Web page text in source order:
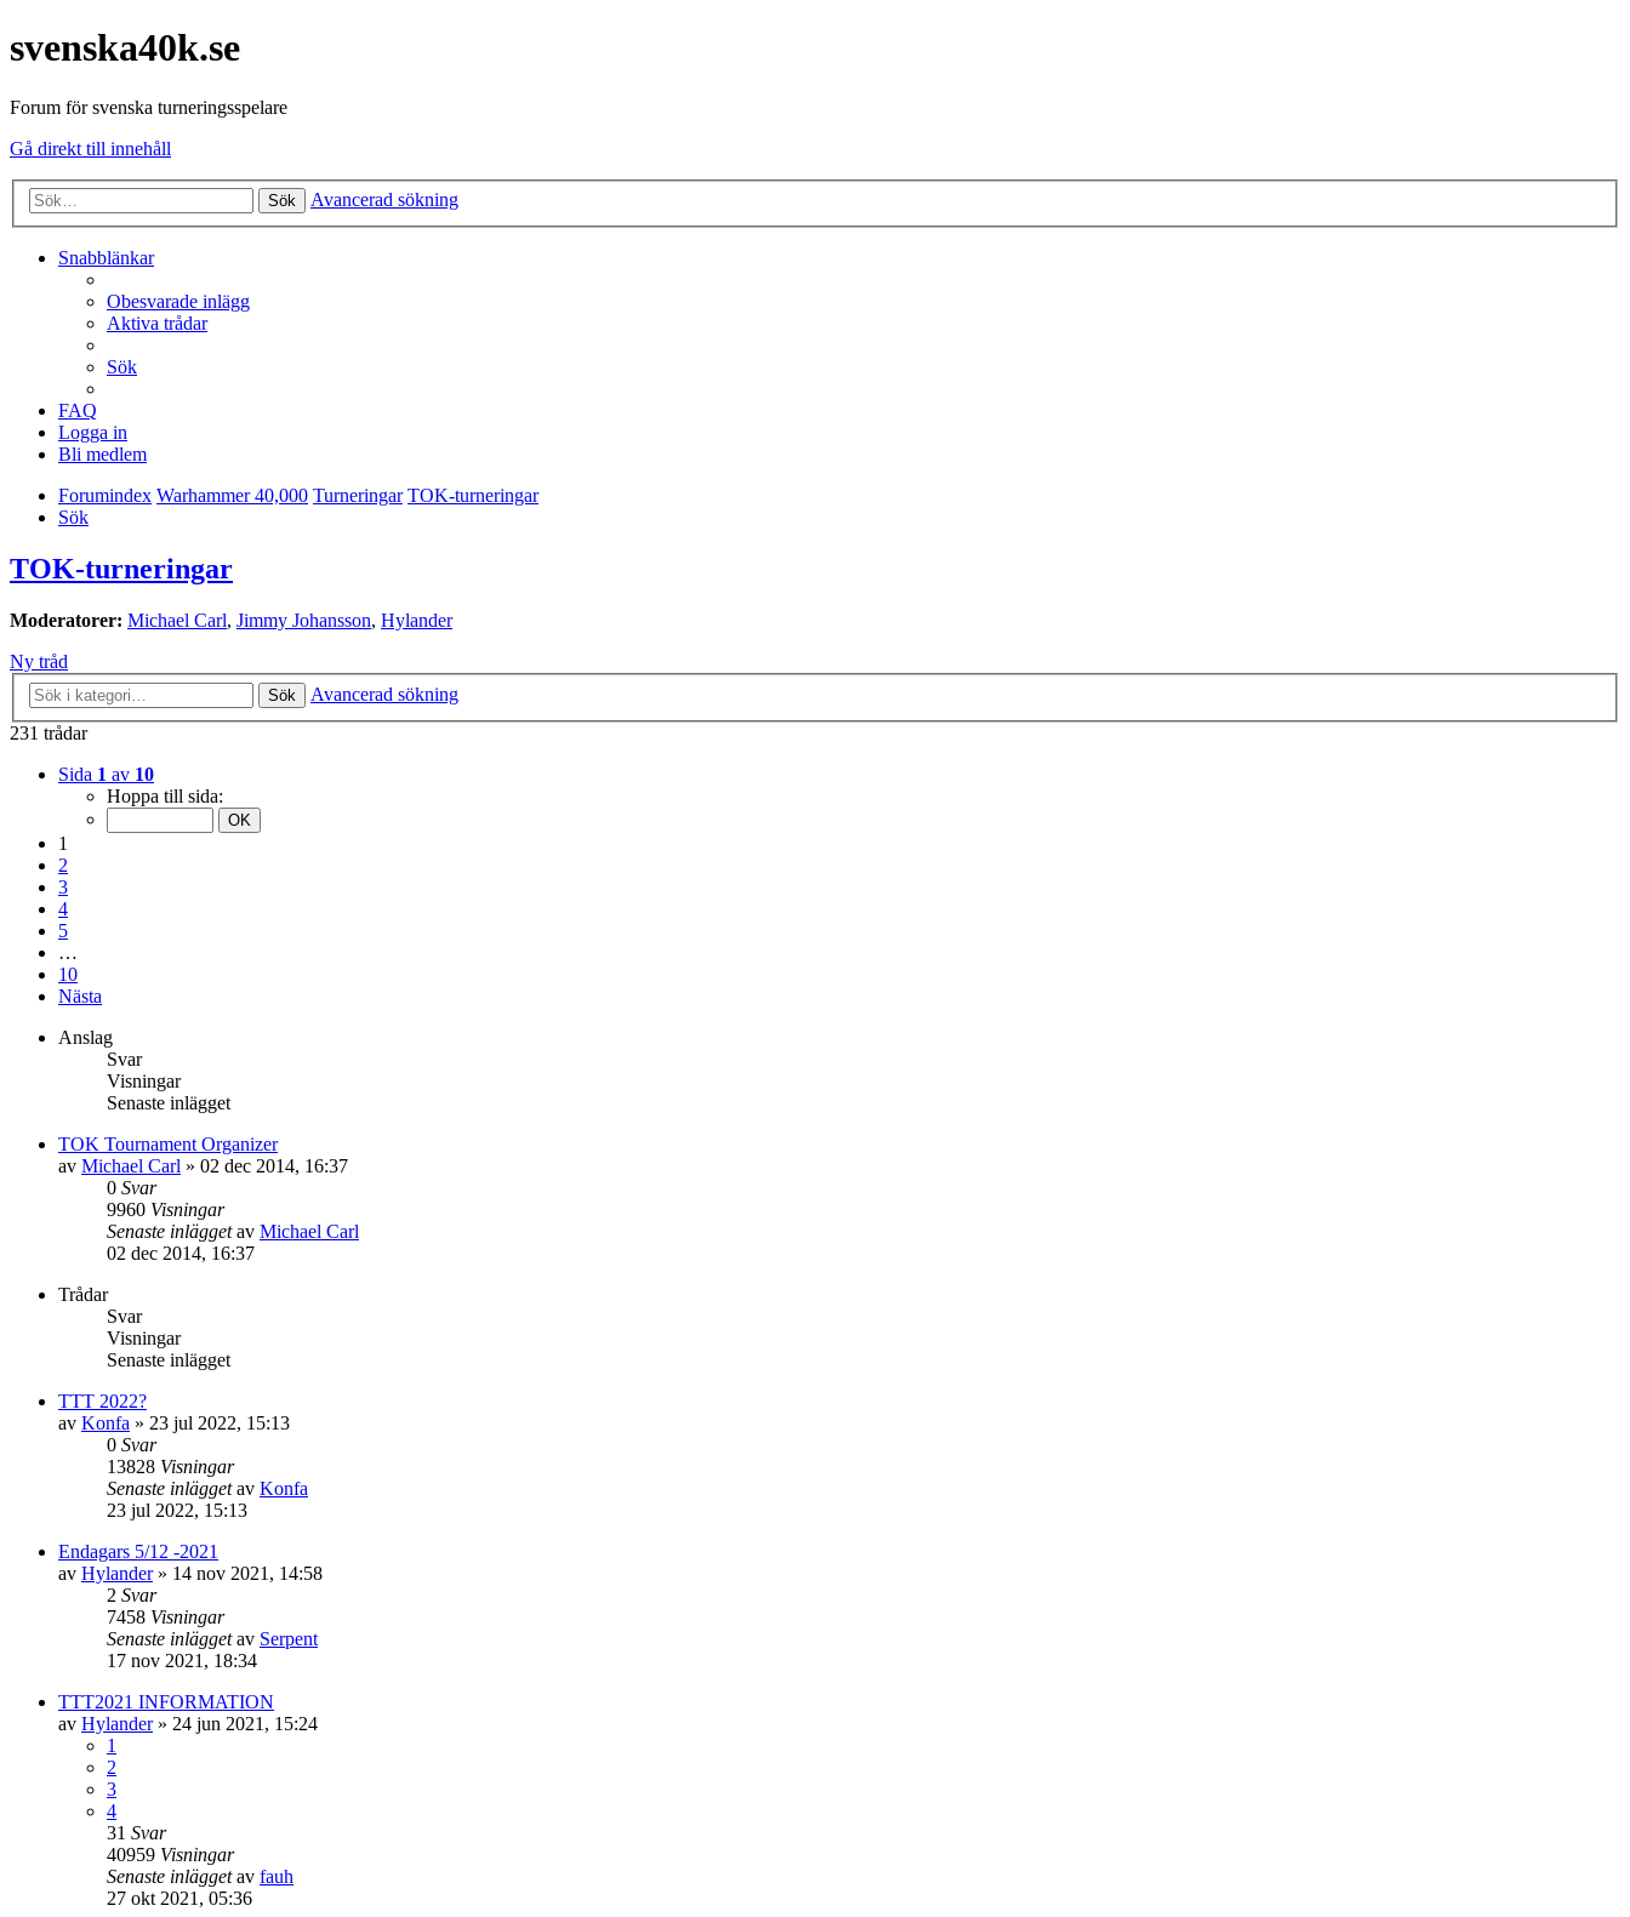
svenska40k.se
Forum för svenska turneringsspelare
Gå direkt till innehåll
Sök Avancerad sökning
Snabblänkar
Obesvarade inlägg
Aktiva trådar
Sök
FAQ
Logga in
Bli medlem
Forumindex Warhammer 40,000 Turneringar TOK-turneringar
Sök
TOK-turneringar
Moderatorer: Michael Carl, Jimmy Johansson, Hylander
Ny tråd
Sök
Avancerad sökning
231 trådar
Sida 1 av 10
Hoppa till sida:
1
2
3
4
5
…
10
Nästa
Anslag
Svar
Visningar
Senaste inlägget
TOK Tournament Organizer
av Michael Carl » 02 dec 2014, 16:37
0 Svar
9960 Visningar
Senaste inläggetav Michael Carl
02 dec 2014, 16:37
Trådar
Svar
Visningar
Senaste inlägget
TTT 2022?
av Konfa » 23 jul 2022, 15:13
0 Svar
13828 Visningar
Senaste inläggetav Konfa
23 jul 2022, 15:13
Endagars 5/12 -2021
av Hylander» 14 nov 2021, 14:58
2 Svar
7458 Visningar
Senaste inläggetav Serpent
17 nov 2021, 18:34
TTT2021 INFORMATION
av Hylander» 24 jun 2021, 15:24
1
2
3
4
31 Svar
40959 Visningar
Senaste inläggetav fauh
27 okt 2021, 05:36